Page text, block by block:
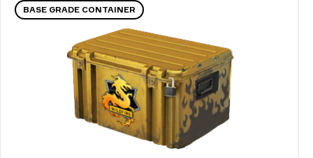
BASE GRADE CONTAINER